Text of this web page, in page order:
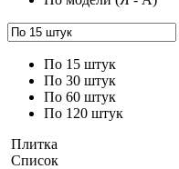
По 15 штук
По 30 штук
По 60 штук
По 120 штук
Плитка
Список